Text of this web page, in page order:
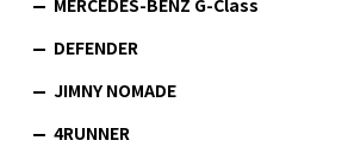
MERCEDES-BENZ G-Class
DEFENDER
JIMNY NOMADE
4RUNNER